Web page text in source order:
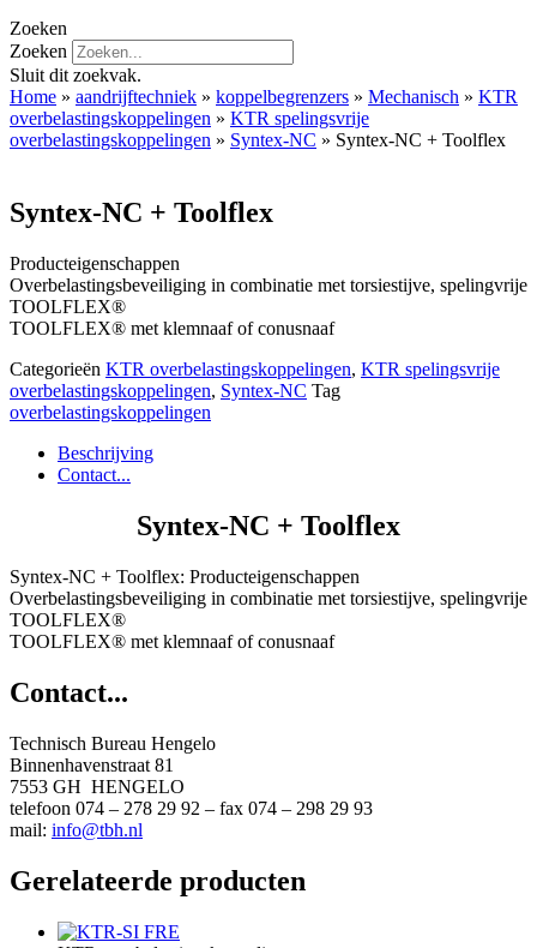
Zoeken
Zoeken
Sluit dit zoekvak.
Home » aandrijftechniek » koppelbegrenzers » Mechanisch » KTR
overbelastingskoppelingen » KTR spelingsvrije
overbelastingskoppelingen » Syntex-NC » Syntex-NC + Toolflex
Syntex-NC + Toolflex
Producteigenschappen
Overbelastingsbeveiliging in combinatie met torsiestijve, spelingvrije
TOOLFLEX®
TOOLFLEX® met klemnaaf of conusnaaf
Categorieën KTR overbelastingskoppelingen, KTR spelingsvrije
overbelastingskoppelingen, Syntex-NC Tag
overbelastingskoppelingen
Beschrijving
Contact...
Syntex-NC + Toolflex
Syntex-NC + Toolflex: Producteigenschappen
Overbelastingsbeveiliging in combinatie met torsiestijve, spelingvrije
TOOLFLEX®
TOOLFLEX® met klemnaaf of conusnaaf
Contact...
Technisch Bureau Hengelo
Binnenhavenstraat 81
7553 GH HENGELO
telefoon 074 – 278 29 92 – fax 074 – 298 29 93
mail: info@tbh.nl
Gerelateerde producten